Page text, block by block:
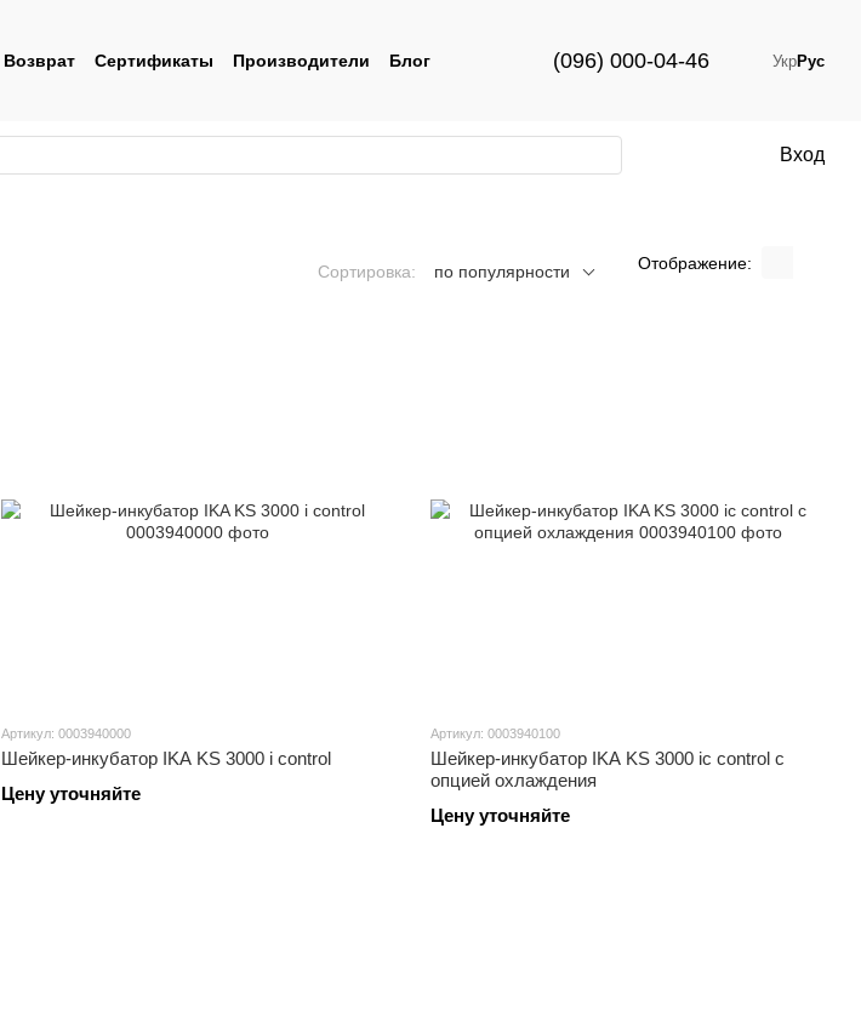
Возврат Сертификаты Производители
Блог
(096) 000-04-46 УкрРус
Вход
Сортировка: по популярности Отображение:
Артикул: 0003940000
Шейкер-инкубатор IKA KS 3000 i control
Цену уточняйте
Артикул: 0003940100
Шейкер-инкубатор IKA KS 3000 ic control с
опцией охлаждения
Цену уточняйте